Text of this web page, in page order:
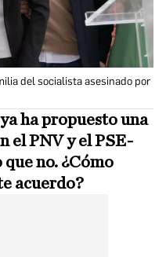
del socialista asesinado por
ha propuesto una
el PNV y el PSE-
que no. ¿Cómo
acuerdo?